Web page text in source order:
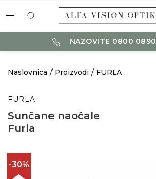
NAZOVITE 0800 0890
Naslovnica Proizvodi FURLA
FURLA
Sunčane naočale
Furla
-30%